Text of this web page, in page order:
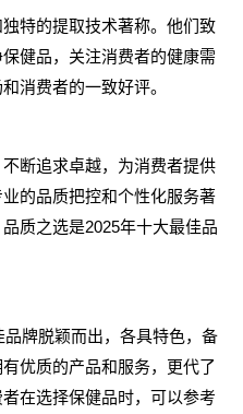
特的提取技术著称。他们致
健品，关注消费者的健康需
消费者的一致好评。
断追求卓越，为消费者提供
的品质把控和个性化服务著
质之选是2025年十大最佳品
牌脱颖而出，各具特色，备
优质的产品和服务，更代了
在选择保健品时，可以参考